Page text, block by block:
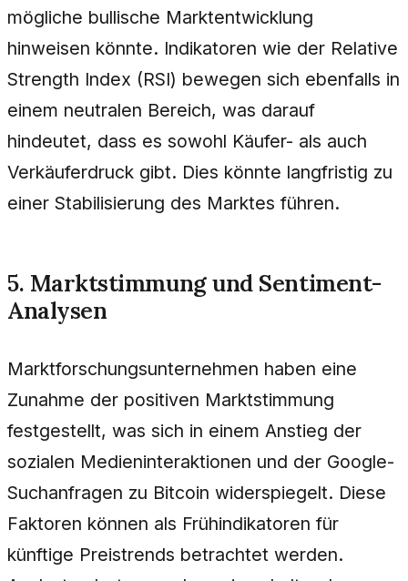
mögliche bullische Marktentwicklung
hinweisen könnte. Indikatoren wie der Relative
Strength Index (RSI) bewegen sich ebenfalls in
einem neutralen Bereich, was darauf
hindeutet, dass es sowohl Käufer- als auch
Verkäuferdruck gibt. Dies könnte langfristig zu
einer Stabilisierung des Marktes führen.
5. Marktstimmung und Sentiment-
Analysen
Marktforschungsunternehmen haben eine
Zunahme der positiven Marktstimmung
festgestellt, was sich in einem Anstieg der
sozialen Medieninteraktionen und der Google-
Suchanfragen zu Bitcoin widerspiegelt. Diese
Faktoren können als Frühindikatoren für
künftige Preistrends betrachtet werden.